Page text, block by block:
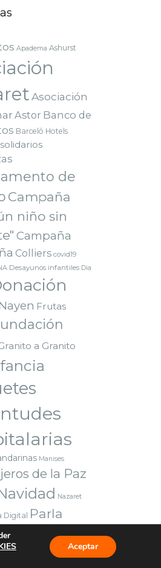
Apadema Ashurst
Asociación
Astor Banco de
Barceló Hotels
de
Campaña
niño sin
Campaña
Colliers covid19
Desayunos infantiles Dia
Frutas
a Granito
Manises
de la Paz
Nazaret
Digital Parla
Sorteo Valencia
Vuelta al cole
Aceptar